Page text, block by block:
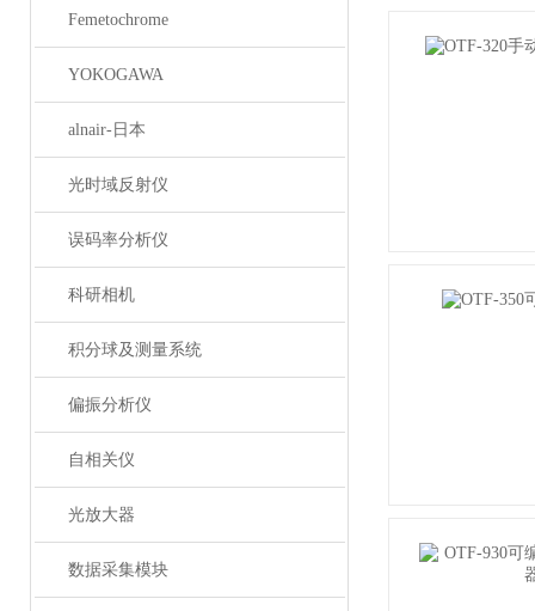
Femetochrome
YOKOGAWA
alnair-日本
光时域反射仪
误码率分析仪
科研相机
积分球及测量系统
偏振分析仪
自相关仪
光放大器
数据采集模块